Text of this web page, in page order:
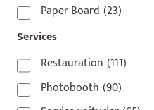
75013(2)
75014
75015 (3)
75016(14)
Paper Board (23)
Services
Restauration (111)
Photobooth (90)